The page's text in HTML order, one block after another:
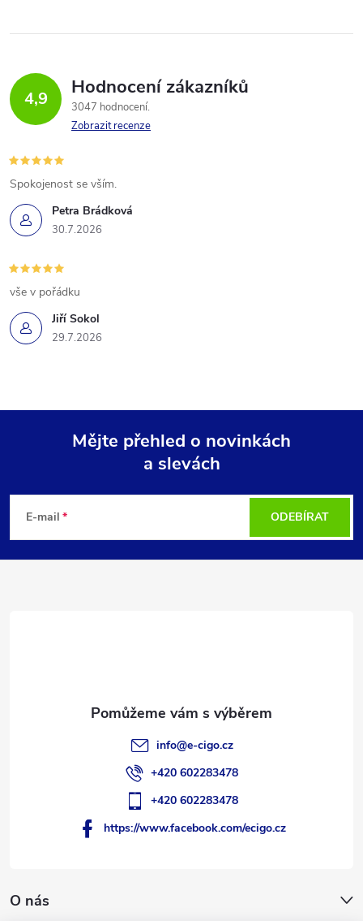
4,9 Hodnocení zákazníků
3047 hodnocení
Zobrazit recenze
Petra Brádková
30.7.2026
Spokojenost se vším.
Jiří Sokol
29.7.2026
vše v pořádku
p
Mějte přehled o novinkách
a slevách
E-mail ODEBÍRAT
O nás
info@e-cigo.cz
+420 602283478
+420 602283478
https://www.facebook.com/ecigo.cz